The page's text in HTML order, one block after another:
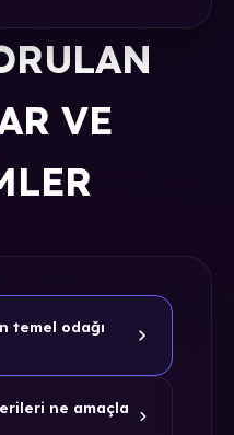
VE
temel odağı
ne amaçla